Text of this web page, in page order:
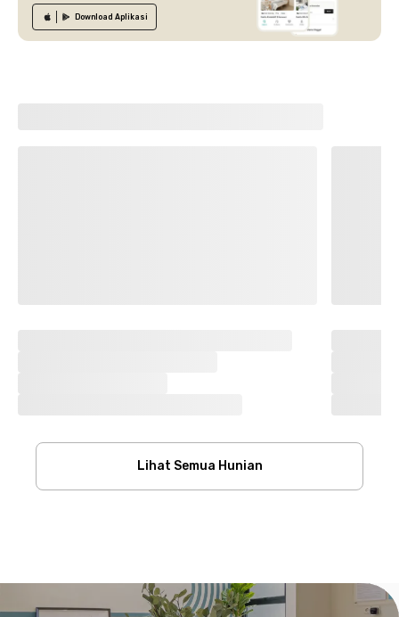
Download Aplikasi
Lihat Semua Hunian